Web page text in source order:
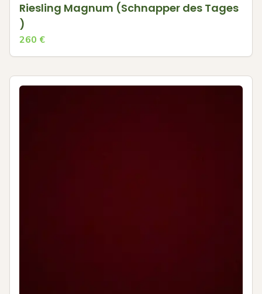
Riesling Magnum (Schnapper des Tages
)
260 €